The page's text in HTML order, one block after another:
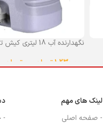
نگهدارنده آب 18 لیتری کیش ترموس کد 047
1,230,000تومان تومان
لینک های مهم
- صفحه اصلی
-